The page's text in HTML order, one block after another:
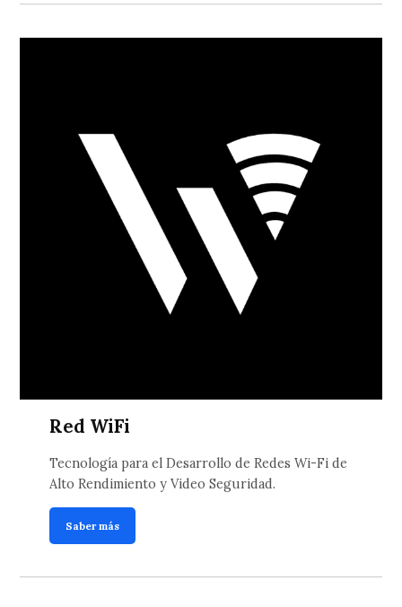
Red WiFi
Tecnología para el Desarrollo de Redes Wi-Fi de
Alto Rendimiento y Video Seguridad.
Saber más